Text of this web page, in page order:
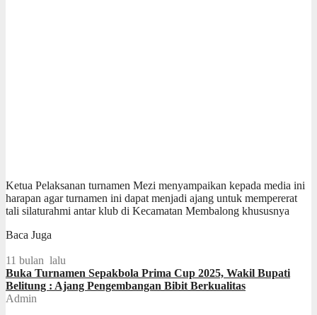
Ketua Pelaksanan turnamen Mezi menyampaikan kepada media ini
harapan agar turnamen ini dapat menjadi ajang untuk mempererat
tali silaturahmi antar klub di Kecamatan Membalong khususnya
Baca Juga
11 bulan lalu
Buka Turnamen Sepakbola Prima Cup 2025, Wakil Bupati
Belitung : Ajang Pengembangan Bibit Berkualitas
Admin